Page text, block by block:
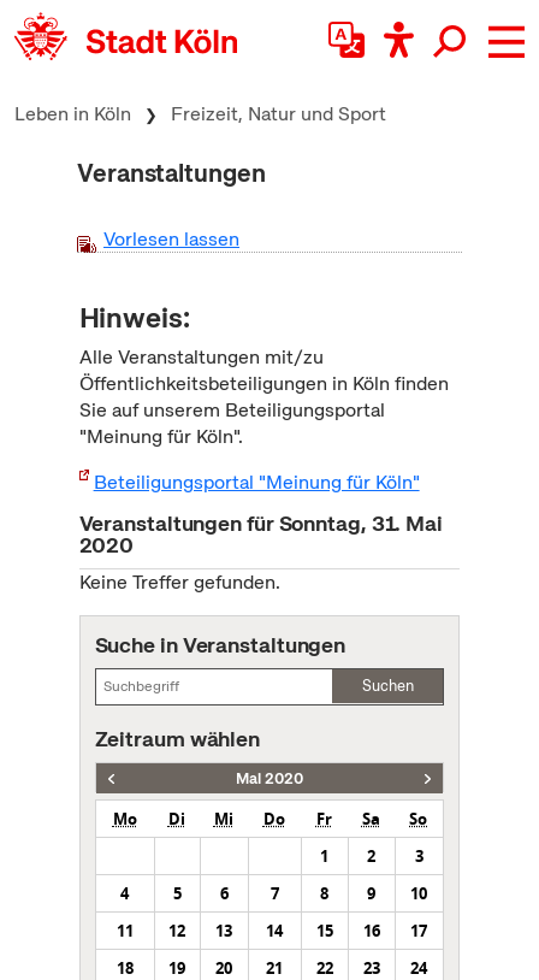
zum Inhalt springen
Leben in Köln Freizeit, Natur und Sport
Veranstaltungen
Vorlesen lassen
Hinweis:
Alle Veranstaltungen mit/zu
Öffentlichkeitsbeteiligungen in Köln finden
Sie auf unserem Beteiligungsportal
"Meinung für Köln".
Beteiligungsportal "Meinung für Köln"
Veranstaltungen für Sonntag, 31. Mai
2020
Keine Treffer gefunden.
Suche in Veranstaltungen
Suchen
Zeitraum wählen
Mai 2020
Mo Di Mi Do Fr Sa
So
1
2
3
4
5 6 7 8 9
10
11
12 13 14 15 16
17
18
19 20 21 22 23
24